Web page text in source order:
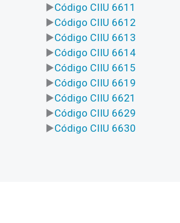
Código CIIU 6611
Código CIIU 6612
Código CIIU 6613
Código CIIU 6614
Código CIIU 6615
Código CIIU 6619
Código CIIU 6621
Código CIIU 6629
Código CIIU 6630